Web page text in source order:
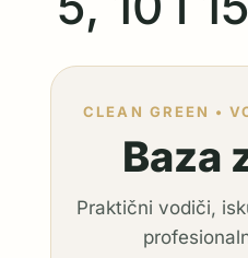
CLEAN GREEN •
Baza
Praktični vodiči,